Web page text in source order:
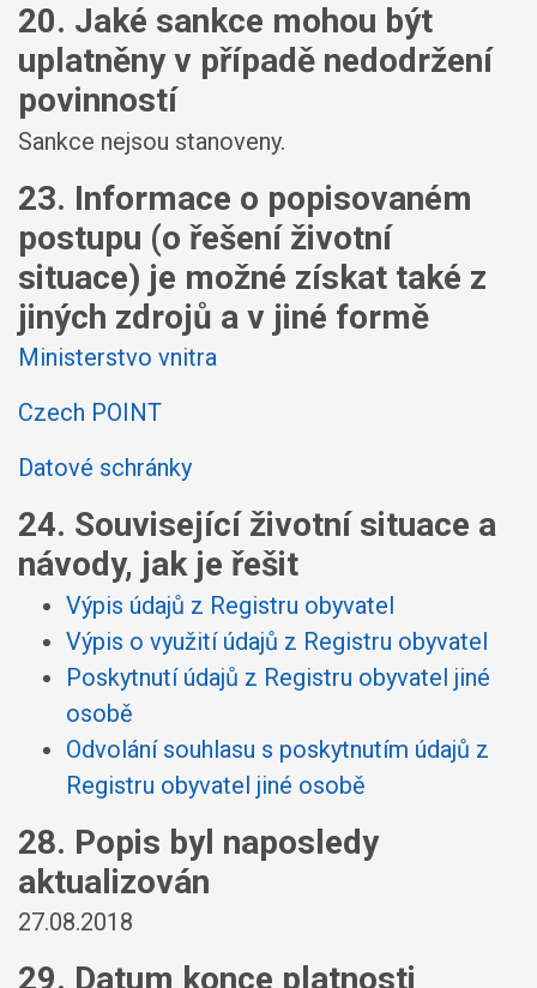
20. Jaké sankce mohou být
uplatněny v případě nedodržení
povinností
Sankce nejsou stanoveny.
23. Informace o popisovaném
postupu (o řešení životní
situace) je možné získat také z
jiných zdrojů a v jiné formě
Ministerstvo vnitra
Czech POINT
Datové schránky
24. Související životní situace a
návody, jak je řešit
Výpis údajů z Registru obyvatel
Výpis o využití údajů z Registru obyvatel
Poskytnutí údajů z Registru obyvatel jiné
osobě
Odvolání souhlasu s poskytnutím údajů z
Registru obyvatel jiné osobě
28. Popis byl naposledy
aktualizován
27.08.2018
29. Datum konce platnosti